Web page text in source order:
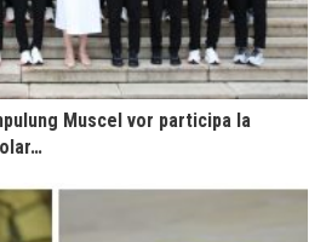
Muscel vor participa la